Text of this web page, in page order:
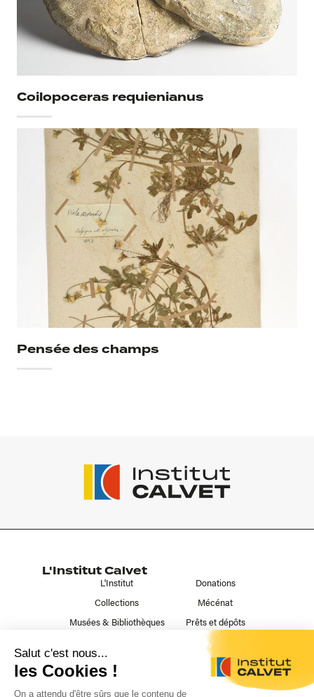
Coilopoceras requienianus
Pensée des champs
L'Institut Calvet
L'Institut
Collections
Musées & Bibliothèques
Donations
Mécénat
Prêts et dépôts
Liens utiles